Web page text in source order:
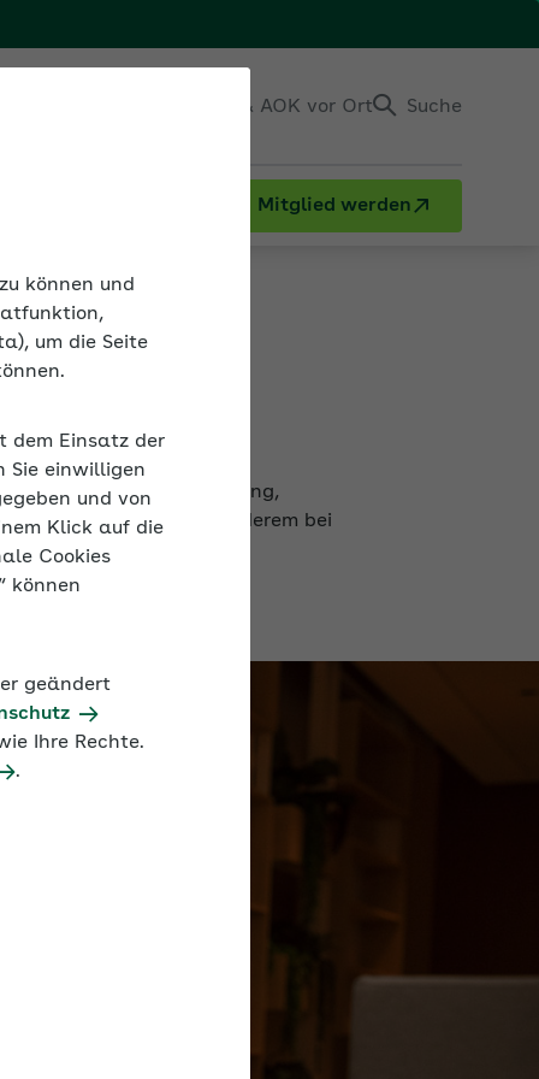
können und
um die Seite
dem Einsatz der
Sie einwilligen
und von
Klick auf die
Cookies
können
geändert
Ihre Rechte.
.
Pflegeversicherung,
gibt es unter anderem bei